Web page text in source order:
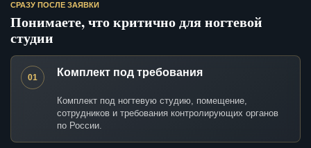
СРАЗУ ПОСЛЕ ЗАЯВКИ
Понимаете, что критично для ногтевой
студии
01 Комплект под требования
Комплект под ногтевую студию, помещение,
сотрудников и требования контролирующих органов
по России.